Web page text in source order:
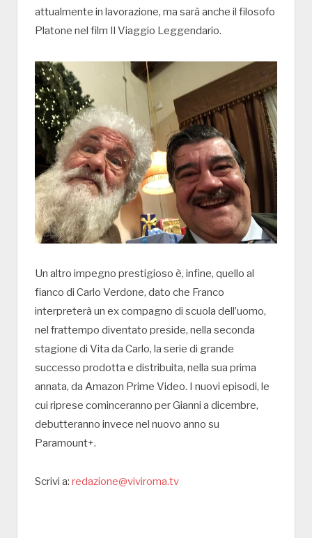
attualmente in lavorazione, ma sarà anche il filosofo
Platone nel film Il Viaggio Leggendario.
Un altro impegno prestigioso è, infine, quello al
fianco di Carlo Verdone, dato che Franco
interpreterà un ex compagno di scuola dell’uomo,
nel frattempo diventato preside, nella seconda
stagione di Vita da Carlo, la serie di grande
successo prodotta e distribuita, nella sua prima
annata, da Amazon Prime Video. I nuovi episodi, le
cui riprese cominceranno per Gianni a dicembre,
debutteranno invece nel nuovo anno su
Paramount+.
Scrivi a: redazione@viviroma.tv